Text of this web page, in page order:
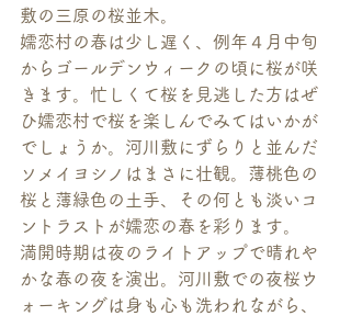
敷の三原の桜並木。
嬬恋村の春は少し遅く、例年４月中旬
からゴールデンウィークの頃に桜が咲
きます。忙しくて桜を見逃した方はぜ
ひ嬬恋村で桜を楽しんでみてはいかが
でしょうか。河川敷にずらりと並んだ
ソメイヨシノはまさに壮観。薄桃色の
桜と薄緑色の土手、その何とも淡いコ
ントラストが嬬恋の春を彩ります。
満開時期は夜のライトアップで晴れや
かな春の夜を演出。河川敷での夜桜ウ
ォーキングは​身も心も洗われながら、